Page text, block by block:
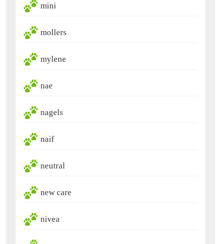
mini
mollers
mylene
nae
nagels
naif
neutral
new care
nivea